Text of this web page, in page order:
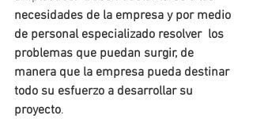
necesidades de la empresa y por medio
de personal especializado resolver  los
problemas que puedan surgir, de
manera que la empresa pueda destinar
todo su esfuerzo a desarrollar su
proyecto.